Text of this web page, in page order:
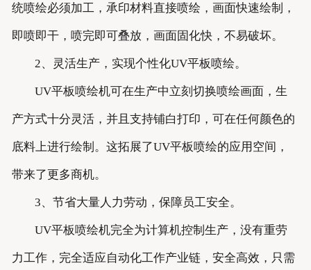
统喷绘必须加工，承印材料直接喷绘，画面快速绘制，
即喷即干，喷完即可叠放，画面固化快，不易破坏。
2、灵活生产，实现个性化UV平板喷绘。
UV平板喷绘机可在生产中立刻切换喷绘画面，生
产方式十分灵活，并且支持铺白打印，可在任何颜色的
底料上进行绘制。这拓展了UV平板喷绘的应用空间，
带来了更多商机。
3、节省大量人力劳动，保障员工安全。
UV平板喷绘机完全为计算机控制生产，没有重劳
力工作，完全适应自动化工作产业链，安全高效，只需